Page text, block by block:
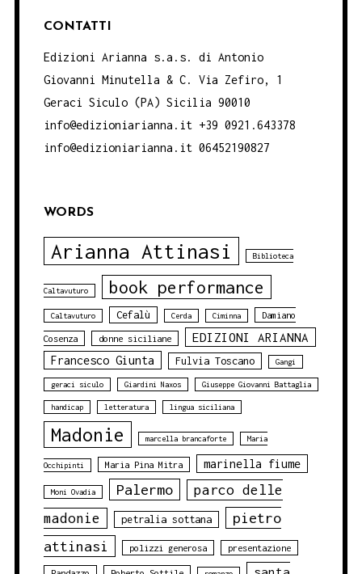
CONTATTI
Edizioni Arianna s.a.s. di Antonio
Giovanni Minutella & C. Via Zefiro, 1
Geraci Siculo (PA) Sicilia 90010
info@edizioniarianna.it +39 0921.643378
info@edizioniarianna.it 06452190827
WORDS
Arianna Attinasi Biblioteca
Caltavuturo book performance
Caltavuturo Cefalù Cerda Ciminna Damiano
Cosenza donne siciliane EDIZIONI ARIANNA
Francesco Giunta Fulvia Toscano Gangi
geraci siculo Giardini Naxos Giuseppe Giovanni Battaglia
handicap letteratura lingua siciliana
Madonie marcella brancaforte Maria
Occhipinti Maria Pina Mitra marinella fiume
Moni Ovadia Palermo
parco delle
madonie
petralia sottana
pietro
attinasi
polizzi generosa presentazione